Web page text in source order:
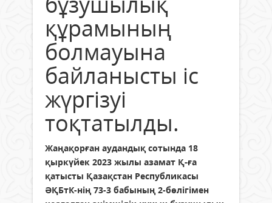
құрамының
болмауына
байланысты іс
жүргізуі
тоқтатылды.
Жаңақорған аудандық сотында 18
қыркүйек 2023 жылы азамат Қ-ға
қатысты Қазақстан Республикасы
ӘҚБтК-нің 73-3 бабының 2-бөлігімен